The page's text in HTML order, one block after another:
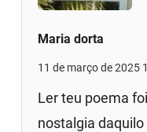
Maria dorta
11 de março de 2025
Ler teu poema
nostalgia